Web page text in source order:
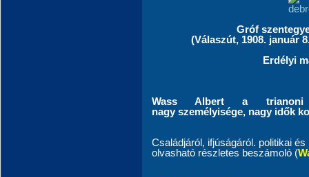
Gróf
(Válaszút, 1908. január
Erdélyi
Wass Albert a trianoni
nagy személyisége, nagy idők
Családjáról, ifjúságáról. politikai
olvasható részletes beszámoló (